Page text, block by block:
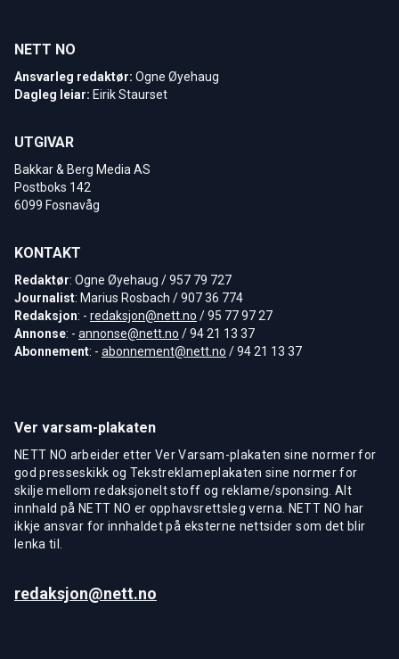
NETT NO
Ansvarleg redaktør: Ogne Øyehaug
Dagleg leiar: Eirik Staurset
UTGIVAR
Bakkar & Berg Media AS
Postboks 142
6099 Fosnavåg
KONTAKT
Redaktør: Ogne Øyehaug / 957 79 727
Journalist: Marius Rosbach / 907 36 774
Redaksjon: - redaksjon@nett.no / 95 77 97 27
Annonse: - annonse@nett.no / 94 21 13 37
Abonnement: - abonnement@nett.no / 94 21 13 37
Ver varsam-plakaten
NETT NO arbeider etter Ver Varsam-plakaten sine normer for
god presseskikk og Tekstreklameplakaten sine normer for
skilje mellom redaksjonelt stoff og reklame/sponsing. Alt
innhald på NETT NO er opphavsrettsleg verna. NETT NO har
ikkje ansvar for innhaldet på eksterne nettsider som det blir
lenka til.
redaksjon@nett.no